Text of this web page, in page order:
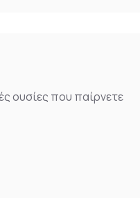
ουσίες που παίρνετε